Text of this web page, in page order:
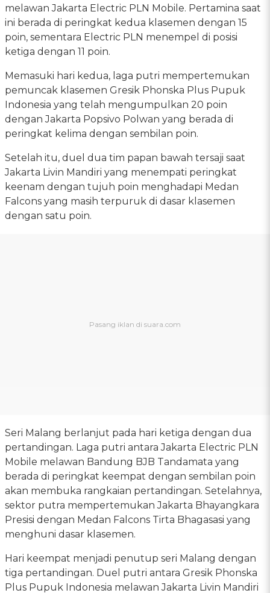
melawan Jakarta Electric PLN Mobile. Pertamina saat
ini berada di peringkat kedua klasemen dengan 15
poin, sementara Electric PLN menempel di posisi
ketiga dengan 11 poin.
Memasuki hari kedua, laga putri mempertemukan
pemuncak klasemen Gresik Phonska Plus Pupuk
Indonesia yang telah mengumpulkan 20 poin
dengan Jakarta Popsivo Polwan yang berada di
peringkat kelima dengan sembilan poin.
Setelah itu, duel dua tim papan bawah tersaji saat
Jakarta Livin Mandiri yang menempati peringkat
keenam dengan tujuh poin menghadapi Medan
Falcons yang masih terpuruk di dasar klasemen
dengan satu poin.
Seri Malang berlanjut pada hari ketiga dengan dua
pertandingan. Laga putri antara Jakarta Electric PLN
Mobile melawan Bandung BJB Tandamata yang
berada di peringkat keempat dengan sembilan poin
akan membuka rangkaian pertandingan. Setelahnya,
sektor putra mempertemukan Jakarta Bhayangkara
Presisi dengan Medan Falcons Tirta Bhagasasi yang
menghuni dasar klasemen.
Hari keempat menjadi penutup seri Malang dengan
tiga pertandingan. Duel putri antara Gresik Phonska
Plus Pupuk Indonesia melawan Jakarta Livin Mandiri